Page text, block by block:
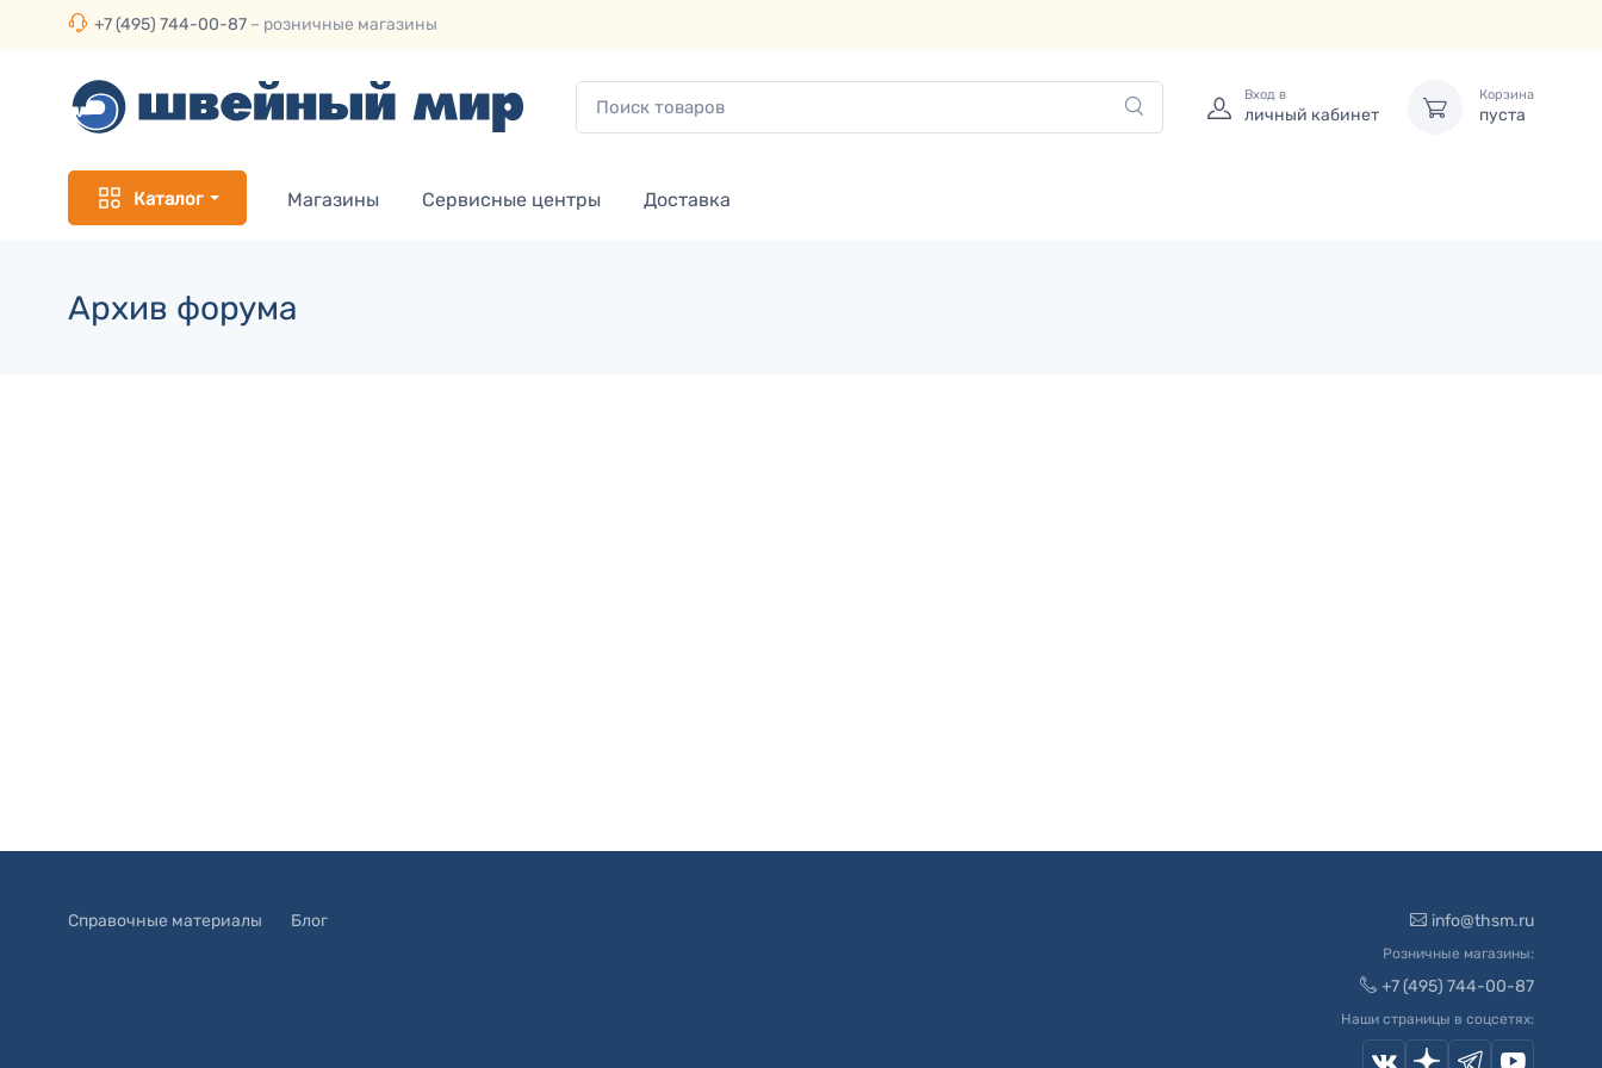
+7 (495) 744-00-87 – розничные магазины
Вход в
личный кабинет
Корзина
пуста
Каталог Магазины Сервисные центры Доставка
Архив форума
Справочные материалы Блог info@thsm.ru
Розничные магазины:
+7 (495) 744-00-87
Наши страницы в соцсетях: